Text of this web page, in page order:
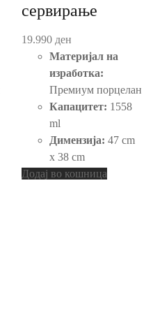
сервирање
19.990 ден
Материјал на
изработка:
Премиум порцелан
Капацитет: 1558
ml
Димензија: 47 cm
x 38 cm
Додај во кошница